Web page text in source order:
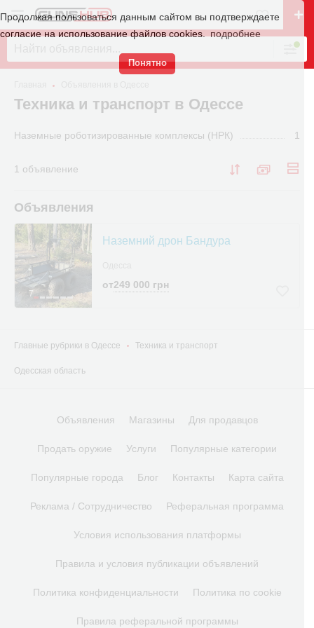
Продолжая пользоваться данным сайтом вы подтверждаете
согласие на использование файлов cookies.
подробнее
Понятно
Техника и транспорт в Одессе
Наземные роботизированные комплексы (НРК) 1
1 объявление
Объявления
7
Наземний дрон Бандура
от249 000 грн
Главные рубрики в Одессе Техника и транспорт
Одесская область
Объявления Магазины Для продавцов
Продать оружие Услуги Популярные категории
Популярные города Блог Контакты Карта сайта
Реклама / Сотрудничество Реферальная программа
Условия использования платформы
Правила и условия публикации объявлений
Политика конфиденциальности Политика по cookie
Правила реферальной программы